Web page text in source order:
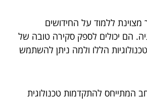
ללמוד על החידושים
הם יכולים לספק סקירה טובה של
הללו ולמה ניתן להשתמש
המתייחס להתקדמות טכנולוגית